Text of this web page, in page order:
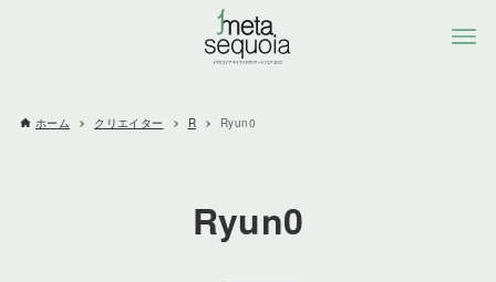
ホーム クリエイター R Ryun0
Ryun0